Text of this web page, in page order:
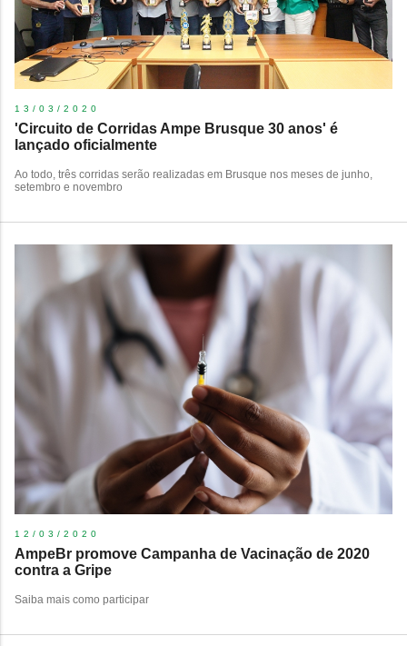
13/03/2020
'Circuito de Corridas Ampe Brusque 30 anos' é
lançado oficialmente
Ao todo, três corridas serão realizadas em Brusque nos meses de junho,
setembro e novembro
12/03/2020
AmpeBr promove Campanha de Vacinação de 2020
contra a Gripe
Saiba mais como participar